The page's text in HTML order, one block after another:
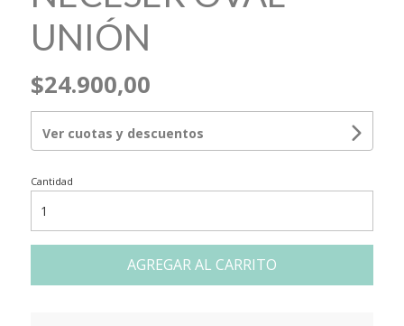
UNIÓN
$24.900,00
Ver cuotas y descuentos
Cantidad
AGREGAR AL CARRITO